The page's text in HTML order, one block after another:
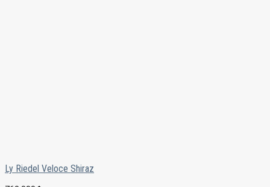
Ly Riedel Veloce Shiraz